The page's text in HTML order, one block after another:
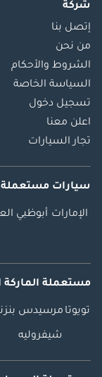
شركة
إتصل بنا
من نحن
الشروط والأحكام
السياسة الخاصة
تسجيل دخول
اعلن معنا
تجار السيارات
سيارات مستعملة
الإمارات أبوظبي
مستعملة
تويوتا مرسيدس بنز
شيفروليه